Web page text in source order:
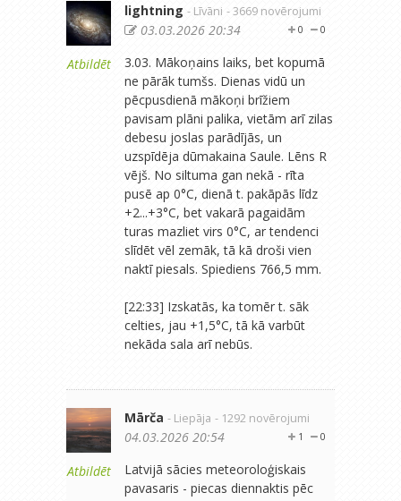
Atbildēt
lightning - Līvāni - 3669 novērojumi
0
0
03.03.2026 20:34
3.03. Mākoņains laiks, bet kopumā
ne pārāk tumšs. Dienas vidū un
pēcpusdienā mākoņi brīžiem
pavisam plāni palika, vietām arī zilas
debesu joslas parādījās, un
uzspīdēja dūmakaina Saule. Lēns R
vējš. No siltuma gan nekā - rīta
pusē ap 0°C, dienā t. pakāpās līdz
+2...+3°C, bet vakarā pagaidām
turas mazliet virs 0°C, ar tendenci
slīdēt vēl zemāk, tā kā droši vien
naktī piesals. Spiediens 766,5 mm.
[22:33] Izskatās, ka tomēr t. sāk
celties, jau +1,5°C, tā kā varbūt
nekāda sala arī nebūs.
Atbildēt
Mārča - Liepāja - 1292 novērojumi
0
1
04.03.2026 20:54
Latvijā sācies meteoroloģiskais
pavasaris - piecas diennaktis pēc